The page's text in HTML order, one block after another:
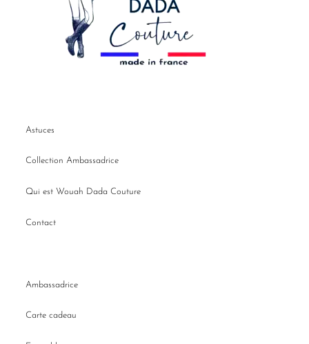
Astuces
Collection Ambassadrice
Qui est Wouah Dada Couture
Contact
Ambassadrice
Carte cadeau